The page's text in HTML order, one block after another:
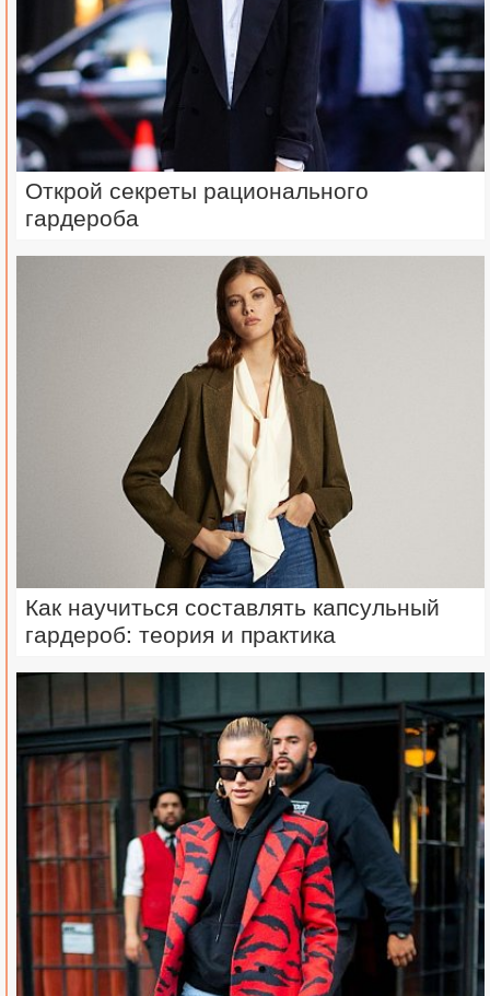
Открой секреты рационального
гардероба
Как научиться составлять капсульный
гардероб: теория и практика